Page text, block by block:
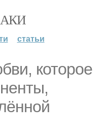
статьи
которое